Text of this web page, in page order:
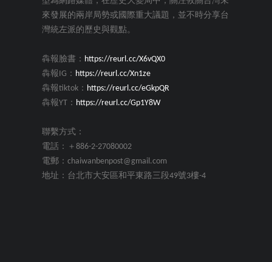
來發展的兩岸局勢或國際重大議題，並不時分享台
灣統左派的歷史與觀點。
犇報臉書： https://reurl.cc/X6vQX0
犇報IG： https://reurl.cc/Xn1ze
犇報tiktok： https://reurl.cc/eGkpQR
犇報YT： https://reurl.cc/Gp1Y8W
聯繫方式：
電話：＋886-2-27080002
電郵：chaiwanbenpost@gmail.com
地址：台北市大安區和平東路三段49號3樓-4